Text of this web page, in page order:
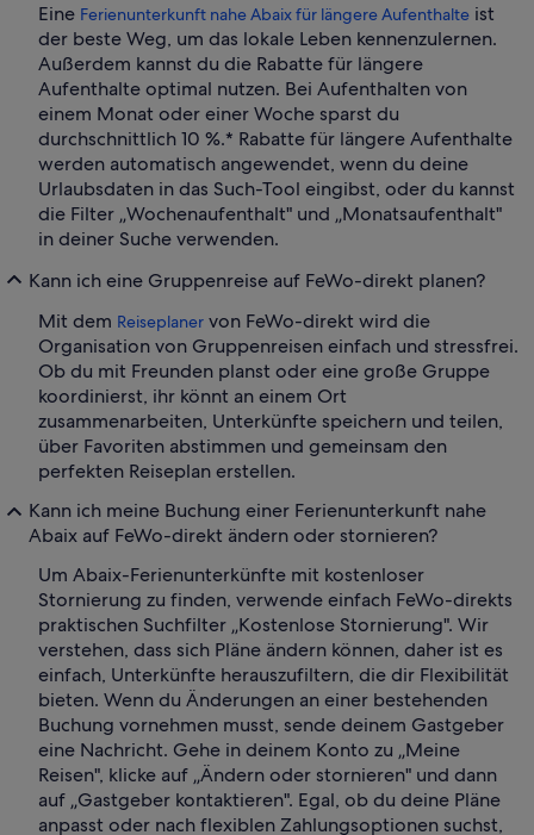
Eine Ferienunterkunft nahe Abaix für längere Aufenthalte ist
der beste Weg, um das lokale Leben kennenzulernen.
Außerdem kannst du die Rabatte für längere
Aufenthalte optimal nutzen. Bei Aufenthalten von
einem Monat oder einer Woche sparst du
durchschnittlich 10 %.* Rabatte für längere Aufenthalte
werden automatisch angewendet, wenn du deine
Urlaubsdaten in das Such-Tool eingibst, oder du kannst
die Filter „Wochenaufenthalt" und „Monatsaufenthalt"
in deiner Suche verwenden.
Kann ich eine Gruppenreise auf FeWo-direkt planen?
Mit dem Reiseplaner von FeWo-direkt wird die
Organisation von Gruppenreisen einfach und stressfrei.
Ob du mit Freunden planst oder eine große Gruppe
koordinierst, ihr könnt an einem Ort
zusammenarbeiten, Unterkünfte speichern und teilen,
über Favoriten abstimmen und gemeinsam den
perfekten Reiseplan erstellen.
Kann ich meine Buchung einer Ferienunterkunft nahe
Abaix auf FeWo-direkt ändern oder stornieren?
Um Abaix-Ferienunterkünfte mit kostenloser
Stornierung zu finden, verwende einfach FeWo-direkts
praktischen Suchfilter „Kostenlose Stornierung". Wir
verstehen, dass sich Pläne ändern können, daher ist es
einfach, Unterkünfte herauszufiltern, die dir Flexibilität
bieten. Wenn du Änderungen an einer bestehenden
Buchung vornehmen musst, sende deinem Gastgeber
eine Nachricht. Gehe in deinem Konto zu „Meine
Reisen", klicke auf „Ändern oder stornieren" und dann
auf „Gastgeber kontaktieren". Egal, ob du deine Pläne
anpasst oder nach flexiblen Zahlungsoptionen suchst,